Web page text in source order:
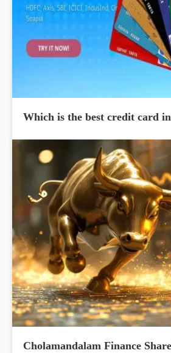
Which is the best credit card
Cholamandalam Finance